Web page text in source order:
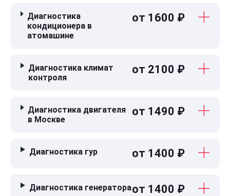
Диагностика
кондиционера в
атомашине
от 1600 ₽
Диагностика климат
контроля
от 2100 ₽
Диагностика двигателя
в Москве
от 1490 ₽
Диагностика гур от 1400 ₽
Диагностика генератораот 1400 ₽